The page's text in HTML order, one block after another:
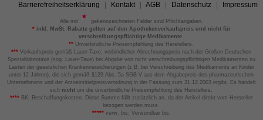
Barrierefreiheitserklärung Kontakt AGB Datenschutz Impressum
Alle mit
gekennzeichneten Felder sind Pflichtangaben.
*inkl. MwSt. Rabatte gelten auf den Apothekenverkaufspreis und nicht für
verschreibungspflichtige Medikamente.
** Unverbindliche Preisempfehlung des Herstellers.
*** Verkaufspreis gemäß Lauer-Taxe; verbindlicher Abrechnungspreis nach der Großen Deutschen
Spezialitätentaxe (sog. Lauer-Taxe) bei Abgabe von nicht verschreibungspflichtigen Medikamenten zu
Lasten der gesetzlichen Krankenversicherungen (z.B. bei Verschreibung des Medikaments an Kinder
unter 12 Jahren), die sich gemäß §129 Abs. 5a SGB V aus dem Abgabepreis des pharmazeutischen
Unternehmens und der Arzneimittelpreisverordnung in der Fassung zum 31.12.2003 ergibt. Es handelt
sich nicht um die unverbindliche Preisempfehlung des Herstellers.
****BK: Beschaffungskosten. Diese Summe fällt zusätzlich an, da der Artikel direkt vom Hersteller
bezogen werden muss.
*****verw. bis: Verwendbar bis.